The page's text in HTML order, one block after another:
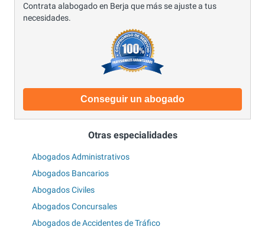
Contrata alabogado en Berja que más se ajuste a tus
necesidades.
Conseguir un abogado
Otras especialidades
Abogados Administrativos
Abogados Bancarios
Abogados Civiles
Abogados Concursales
Abogados de Accidentes de Tráfico